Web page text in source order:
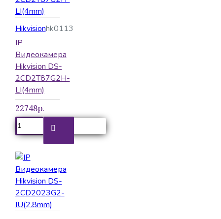
Hikvisionhk0113
IP
Видеокамера
Hikvision DS-
2CD2T87G2H-
LI(4mm)
22748р.